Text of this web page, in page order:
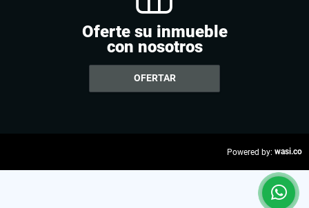
Oferte su inmueble
con nosotros
OFERTAR
Powered by: wasi.co